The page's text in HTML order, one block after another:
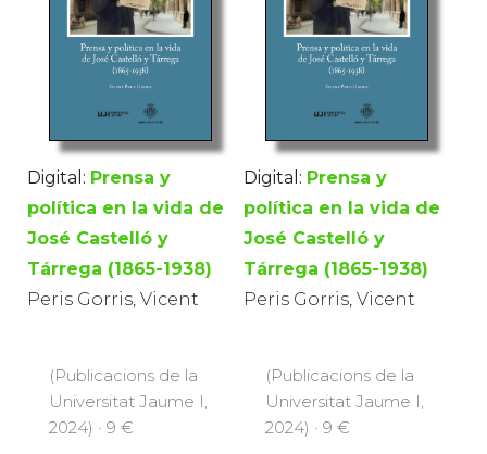
Digital: Prensa y
política en la vida de
José Castelló y
Tárrega (1865-1938)
Peris Gorris, Vicent
(Publicacions de la
Universitat Jaume I,
2024) · 9 €
Digital: Prensa y
política en la vida de
José Castelló y
Tárrega (1865-1938)
Peris Gorris, Vicent
(Publicacions de la
Universitat Jaume I,
2024) · 9 €